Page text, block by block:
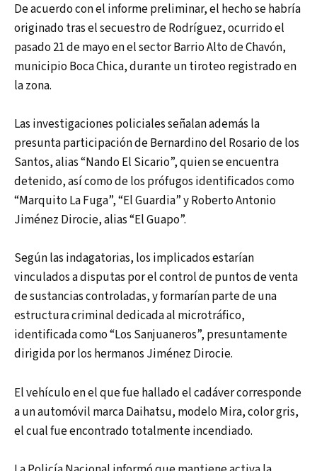
De acuerdo con el informe preliminar, el hecho se habría
originado tras el secuestro de Rodríguez, ocurrido el
pasado 21 de mayo en el sector Barrio Alto de Chavón,
municipio Boca Chica, durante un tiroteo registrado en
la zona.
Las investigaciones policiales señalan además la
presunta participación de Bernardino del Rosario de los
Santos, alias “Nando El Sicario”, quien se encuentra
detenido, así como de los prófugos identificados como
“Marquito La Fuga”, “El Guardia” y Roberto Antonio
Jiménez Dirocie, alias “El Guapo”.
Según las indagatorias, los implicados estarían
vinculados a disputas por el control de puntos de venta
de sustancias controladas, y formarían parte de una
estructura criminal dedicada al microtráfico,
identificada como “Los Sanjuaneros”, presuntamente
dirigida por los hermanos Jiménez Dirocie.
El vehículo en el que fue hallado el cadáver corresponde
a un automóvil marca Daihatsu, modelo Mira, color gris,
el cual fue encontrado totalmente incendiado.